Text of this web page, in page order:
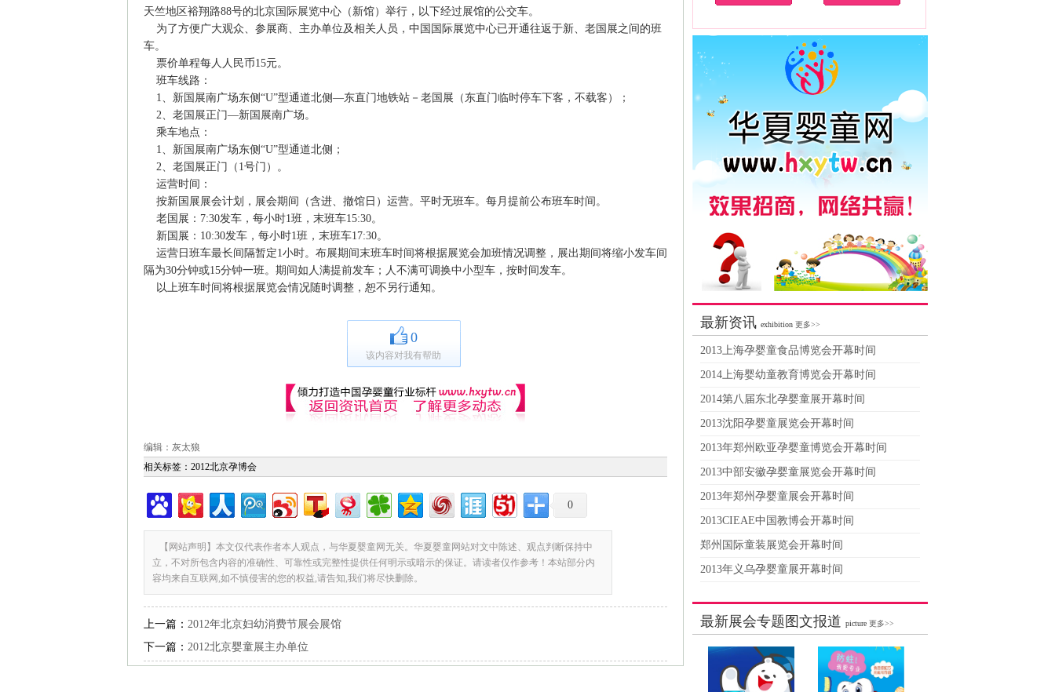
天竺地区裕翔路88号的北京国际展览中心（新馆）举行，以下经过展馆的公交车。
为了方便广大观众、参展商、主办单位及相关人员，中国国际展览中心已开通往返于新、老国展之间的班
车。
票价单程每人人民币15元。
班车线路：
1、新国展南广场东侧“U”型通道北侧―东直门地铁站－老国展（东直门临时停车下客，不载客）；
2、老国展正门―新国展南广场。
乘车地点：
1、新国展南广场东侧“U”型通道北侧；
2、老国展正门（1号门）。
运营时间：
按新国展展会计划，展会期间（含进、撤馆日）运营。平时无班车。每月提前公布班车时间。
老国展：7:30发车，每小时1班，末班车15:30。
新国展：10:30发车，每小时1班，末班车17:30。
运营日班车最长间隔暂定1小时。布展期间末班车时间将根据展览会加班情况调整，展出期间将缩小发车间
隔为30分钟或15分钟一班。期间如人满提前发车；人不满可调换中小型车，按时间发车。
以上班车时间将根据展览会情况随时调整，恕不另行通知。
0
该内容对我有帮助
编辑：灰太狼
相关标签： 2012北京孕博会
0
【网站声明】本文仅代表作者本人观点，与华夏婴童网无关。华夏婴童网站对文中陈述、观点判断保持中
立，不对所包含内容的准确性、可靠性或完整性提供任何明示或暗示的保证。请读者仅作参考！本站部分内
容均来自互联网,如不慎侵害的您的权益,请告知,我们将尽快删除。
上一篇： 2012年北京妇幼消费节展会展馆
下一篇： 2012北京婴童展主办单位
最新资讯 exhibition 更多>>
2013上海孕婴童食品博览会开幕时间
2014上海婴幼童教育博览会开幕时间
2014第八届东北孕婴童展开幕时间
2013沈阳孕婴童展览会开幕时间
2013年郑州欧亚孕婴童博览会开幕时间
2013中部安徽孕婴童展览会开幕时间
2013年郑州孕婴童展会开幕时间
2013CIEAE中国教博会开幕时间
郑州国际童装展览会开幕时间
2013年义乌孕婴童展开幕时间
最新展会专题图文报道 picture 更多>>